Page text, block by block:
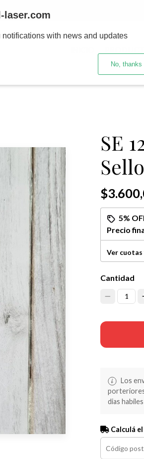
hs habiles porteriores al pago , los
SE
5%
Precio
Ver cuotas
Cantidad
1
Los
dias
Calculá
laser.com
notifications with news and updates
No, thanks